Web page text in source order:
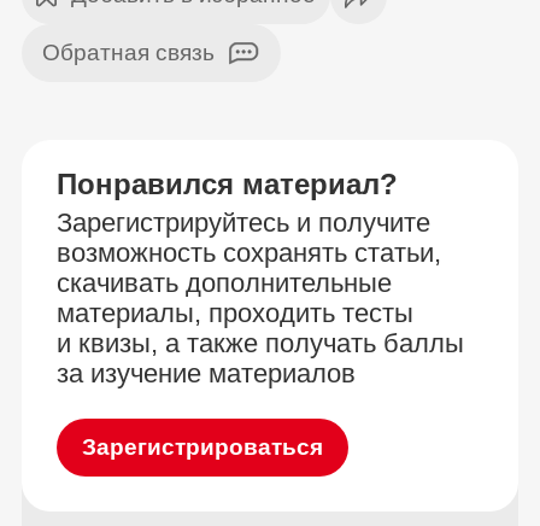
Обратная связь
Понравился материал?
Зарегистрируйтесь и получите
возможность сохранять статьи,
скачивать дополнительные
материалы, проходить тесты
и квизы, а также получать баллы
за изучение материалов
Зарегистрироваться